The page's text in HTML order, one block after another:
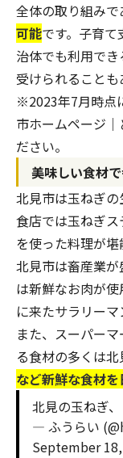
全体の取り組みで
可能です。子育
治体でも利用で
受けられることも
※2023年7月時点
市ホームページ
ださい。
美味しい食材
北見市は玉ねぎ
食店では玉ねぎ
を使った料理が堪
北見市は畜産業
は新鮮なお肉が
に来たサラリーマ
また、スーパー
る食材の多くは北
など新鮮な食材
北見の玉ねぎ
— ふうらい
September